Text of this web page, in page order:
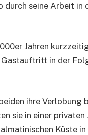
durch seine Arbeit
Jahren
in der
ihre
sie in einer
Küste